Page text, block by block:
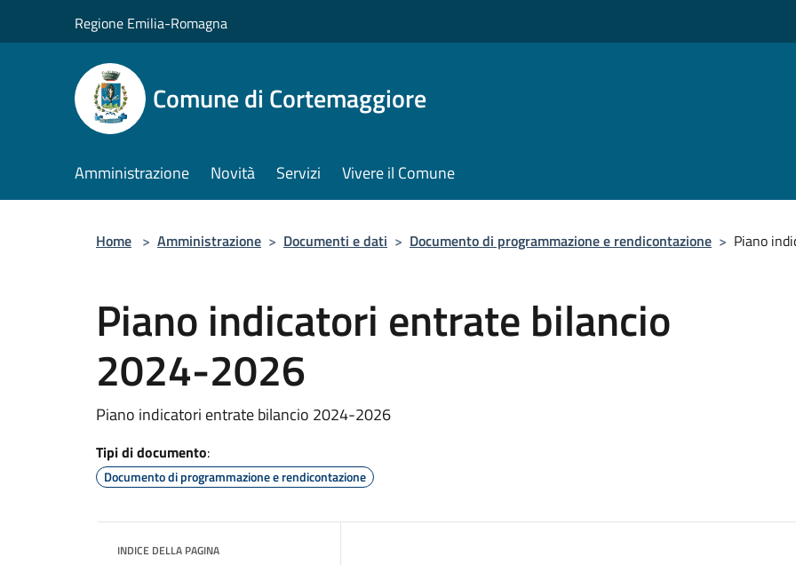
Regione Emilia-Romagna
Comune di Cortemaggiore
Amministrazione Novità Servizi Vivere il Comune
Home > Amministrazione > Documenti e dati > Documento di programmazione e rendicontazione > Piano
Piano indicatori entrate bilancio
2024-2026
Piano indicatori entrate bilancio 2024-2026
Tipi di documento:
Documento di programmazione e rendicontazione
INDICE DELLA PAGINA